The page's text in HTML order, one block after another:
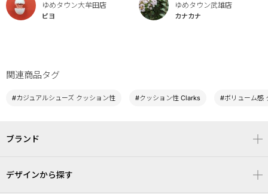
ゆめタウン大牟田店
ピヨ
ゆめタウン武雄店
カナカナ
関連商品タグ
#カジュアルシューズ クッション性 #クッション性 Clarks #ボリューム感
ブランド
デザインから探す